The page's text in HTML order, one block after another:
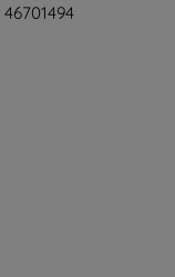
46701494